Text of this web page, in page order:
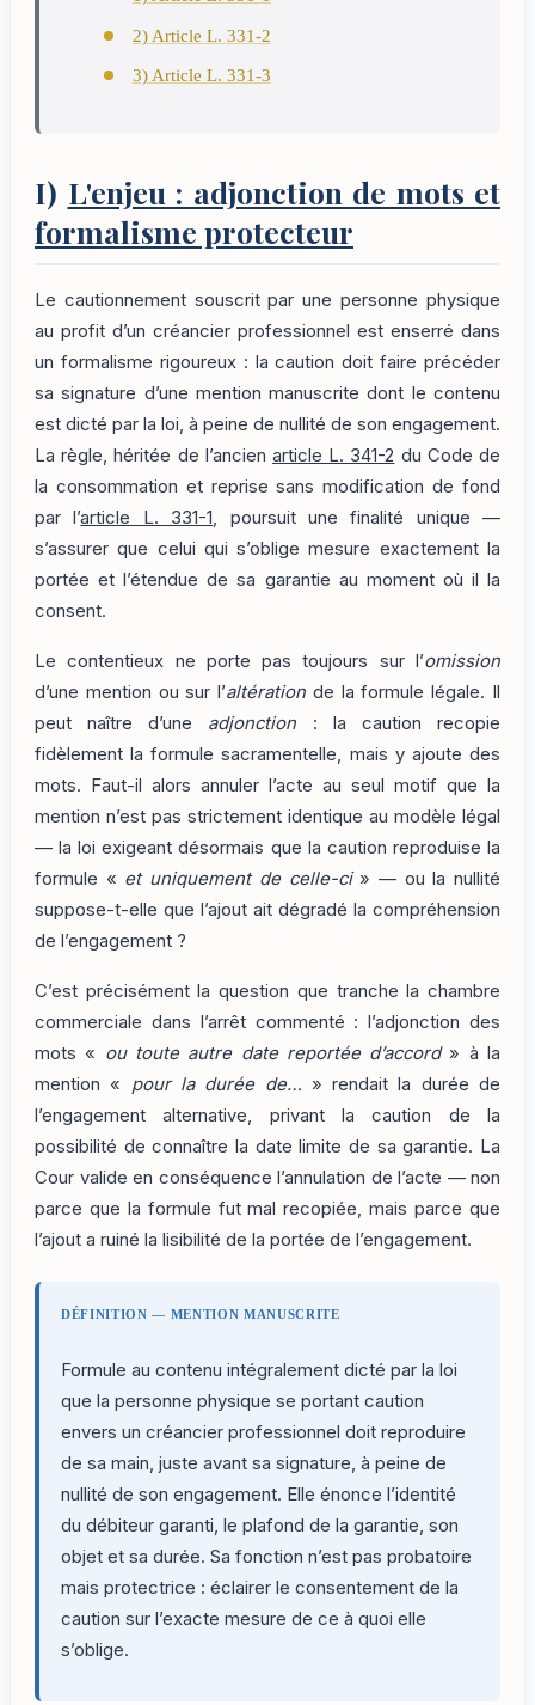
2) Article L. 331-2
3) Article L. 331-3
I) L'enjeu : adjonction de mots et
formalisme protecteur
Le cautionnement souscrit par une personne physique
au profit d’un créancier professionnel est enserré dans
un formalisme rigoureux : la caution doit faire précéder
sa signature d’une mention manuscrite dont le contenu
est dicté par la loi, à peine de nullité de son engagement.
La règle, héritée de l’ancien article L. 341-2 du Code de
la consommation et reprise sans modification de fond
par l’article L. 331-1, poursuit une finalité unique —
s’assurer que celui qui s’oblige mesure exactement la
portée et l’étendue de sa garantie au moment où il la
consent.
Le contentieux ne porte pas toujours sur l’omission
d’une mention ou sur l’altération de la formule légale. Il
peut naître d’une adjonction : la caution recopie
fidèlement la formule sacramentelle, mais y ajoute des
mots. Faut-il alors annuler l’acte au seul motif que la
mention n’est pas strictement identique au modèle légal
— la loi exigeant désormais que la caution reproduise la
formule « et uniquement de celle-ci» — ou la nullité
suppose-t-elle que l’ajout ait dégradé la compréhension
de l’engagement ?
C’est précisément la question que tranche la chambre
commerciale dans l’arrêt commenté : l’adjonction des
mots « ou toute autre date reportée d’accord» à la
mention « pour la durée de… » rendait la durée de
l’engagement alternative, privant la caution de la
possibilité de connaître la date limite de sa garantie. La
Cour valide en conséquence l’annulation de l’acte — non
parce que la formule fut mal recopiée, mais parce que
l’ajout a ruiné la lisibilité de la portée de l’engagement.
DÉFINITION — MENTION MANUSCRITE
Formule au contenu intégralement dicté par la loi
que la personne physique se portant caution
envers un créancier professionnel doit reproduire
de sa main, juste avant sa signature, à peine de
nullité de son engagement. Elle énonce l’identité
du débiteur garanti, le plafond de la garantie, son
objet et sa durée. Sa fonction n’est pas probatoire
mais protectrice : éclairer le consentement de la
caution sur l’exacte mesure de ce à quoi elle
s’oblige.